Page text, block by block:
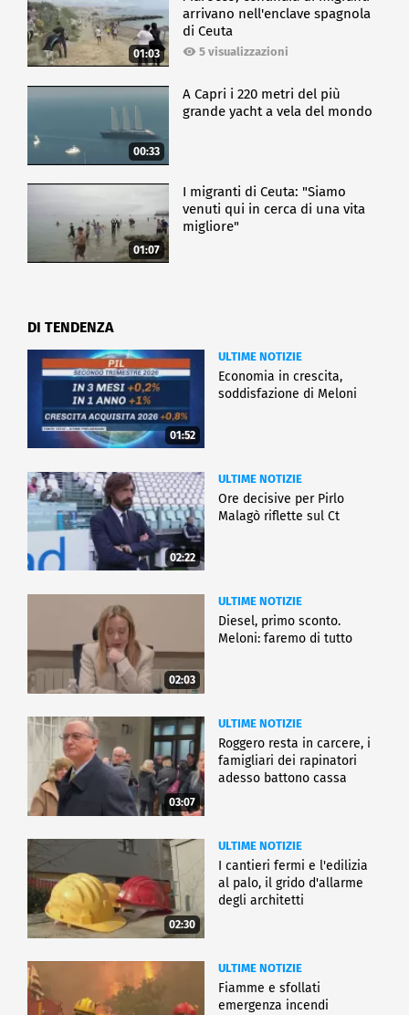
01:03
arrivano nell'enclave spagnola
di Ceuta
5 visualizzazioni
00:33
A Capri i 220 metri del più
grande yacht a vela del mondo
01:07
I migranti di Ceuta: "Siamo
venuti qui in cerca di una vita
migliore"
DI TENDENZA
01:52
ULTIME NOTIZIE
Economia in crescita,
soddisfazione di Meloni
02:22
ULTIME NOTIZIE
Ore decisive per Pirlo
Malagò riflette sul Ct
02:03
ULTIME NOTIZIE
Diesel, primo sconto.
Meloni: faremo di tutto
03:07
ULTIME NOTIZIE
Roggero resta in carcere, i
famigliari dei rapinatori
adesso battono cassa
02:30
ULTIME NOTIZIE
I cantieri fermi e l'edilizia
al palo, il grido d'allarme
degli architetti
ULTIME NOTIZIE
Fiamme e sfollati
emergenza incendi